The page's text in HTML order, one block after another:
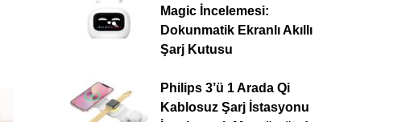
Magic İncelemesi:
Dokunmatik Ekranlı Akıllı
Şarj Kutusu
Philips 3’ü 1 Arada Qi
Kablosuz Şarj İstasyonu